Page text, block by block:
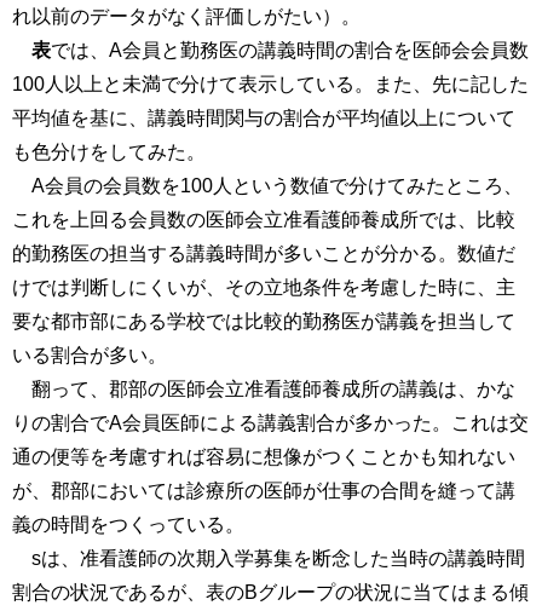
れ以前のデータがなく評価しがたい）。
表では、A会員と勤務医の講義時間の割合を医師会会員数
100人以上と未満で分けて表示している。また、先に記した
平均値を基に、講義時間関与の割合が平均値以上について
も色分けをしてみた。
A会員の会員数を100人という数値で分けてみたところ、
これを上回る会員数の医師会立准看護師養成所では、比較
的勤務医の担当する講義時間が多いことが分かる。数値だ
けでは判断しにくいが、その立地条件を考慮した時に、主
要な都市部にある学校では比較的勤務医が講義を担当して
いる割合が多い。
翻って、郡部の医師会立准看護師養成所の講義は、かな
りの割合でA会員医師による講義割合が多かった。これは交
通の便等を考慮すれば容易に想像がつくことかも知れない
が、郡部においては診療所の医師が仕事の合間を縫って講
義の時間をつくっている。
sは、准看護師の次期入学募集を断念した当時の講義時間
割合の状況であるが、表のBグループの状況に当てはまる傾